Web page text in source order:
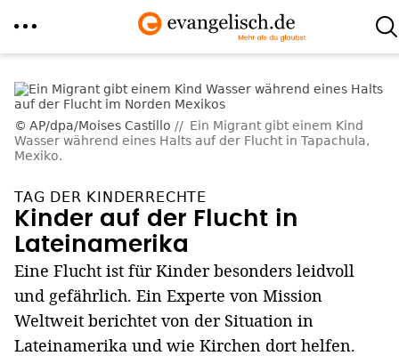
zum
AP/dpa/Moises Castillo
Ein Migrant gibt einem Kind
Wasser während eines Halts auf der Flucht in Tapachula,
Mexiko.
TAG DER KINDERRECHTE
Kinder auf der Flucht in
Lateinamerika
Eine Flucht ist für Kinder besonders leidvoll
und gefährlich. Ein Experte von Mission
Weltweit berichtet von der Situation in
Lateinamerika und wie Kirchen dort helfen.